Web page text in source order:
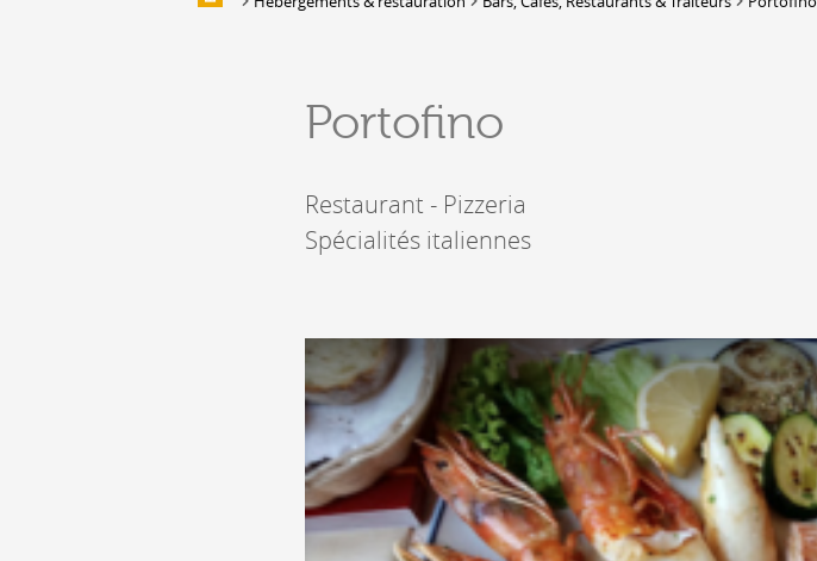
HÉBERGEMENTS &
RESTAURATION
Location de salles et de couverts
Bars, Cafés, Restaurants &
Portofino
Restaurant - Pizzeria
Spécialités italiennes